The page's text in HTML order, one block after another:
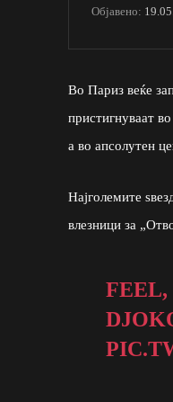
Објавено:
Во Париз веќе
пристигнуваат
а во апсолутен
Најголемите
влезници за
FEEL,